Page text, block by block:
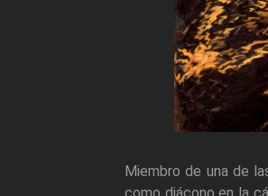
Miembro de una de